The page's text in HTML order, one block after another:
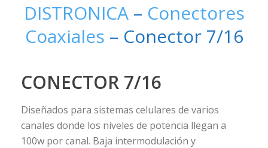
DISTRONICA– Conectores
Coaxiales – Conector 7/16
CONECTOR 7/16
Diseñados para sistemas celulares de varios
canales donde los niveles de potencia llegan a
100w por canal. Baja intermodulación y